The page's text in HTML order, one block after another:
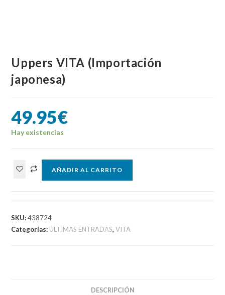
Uppers VITA (Importación
japonesa)
49.95€
Hay existencias
Uppers
cantidad
AÑADIR AL CARRITO
SKU:438724
Categorías: ÚLTIMAS ENTRADAS,VITA
DESCRIPCIÓN